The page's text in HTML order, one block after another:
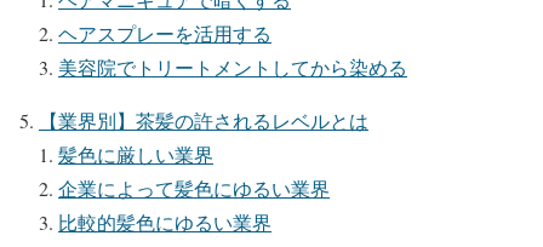
ヘアスプレーを活用する
美容院でトリートメントしてから染める
【業界別】茶髪の許されるレベルとは
髪色に厳しい業界
企業によって髪色にゆるい業界
比較的髪色にゆるい業界